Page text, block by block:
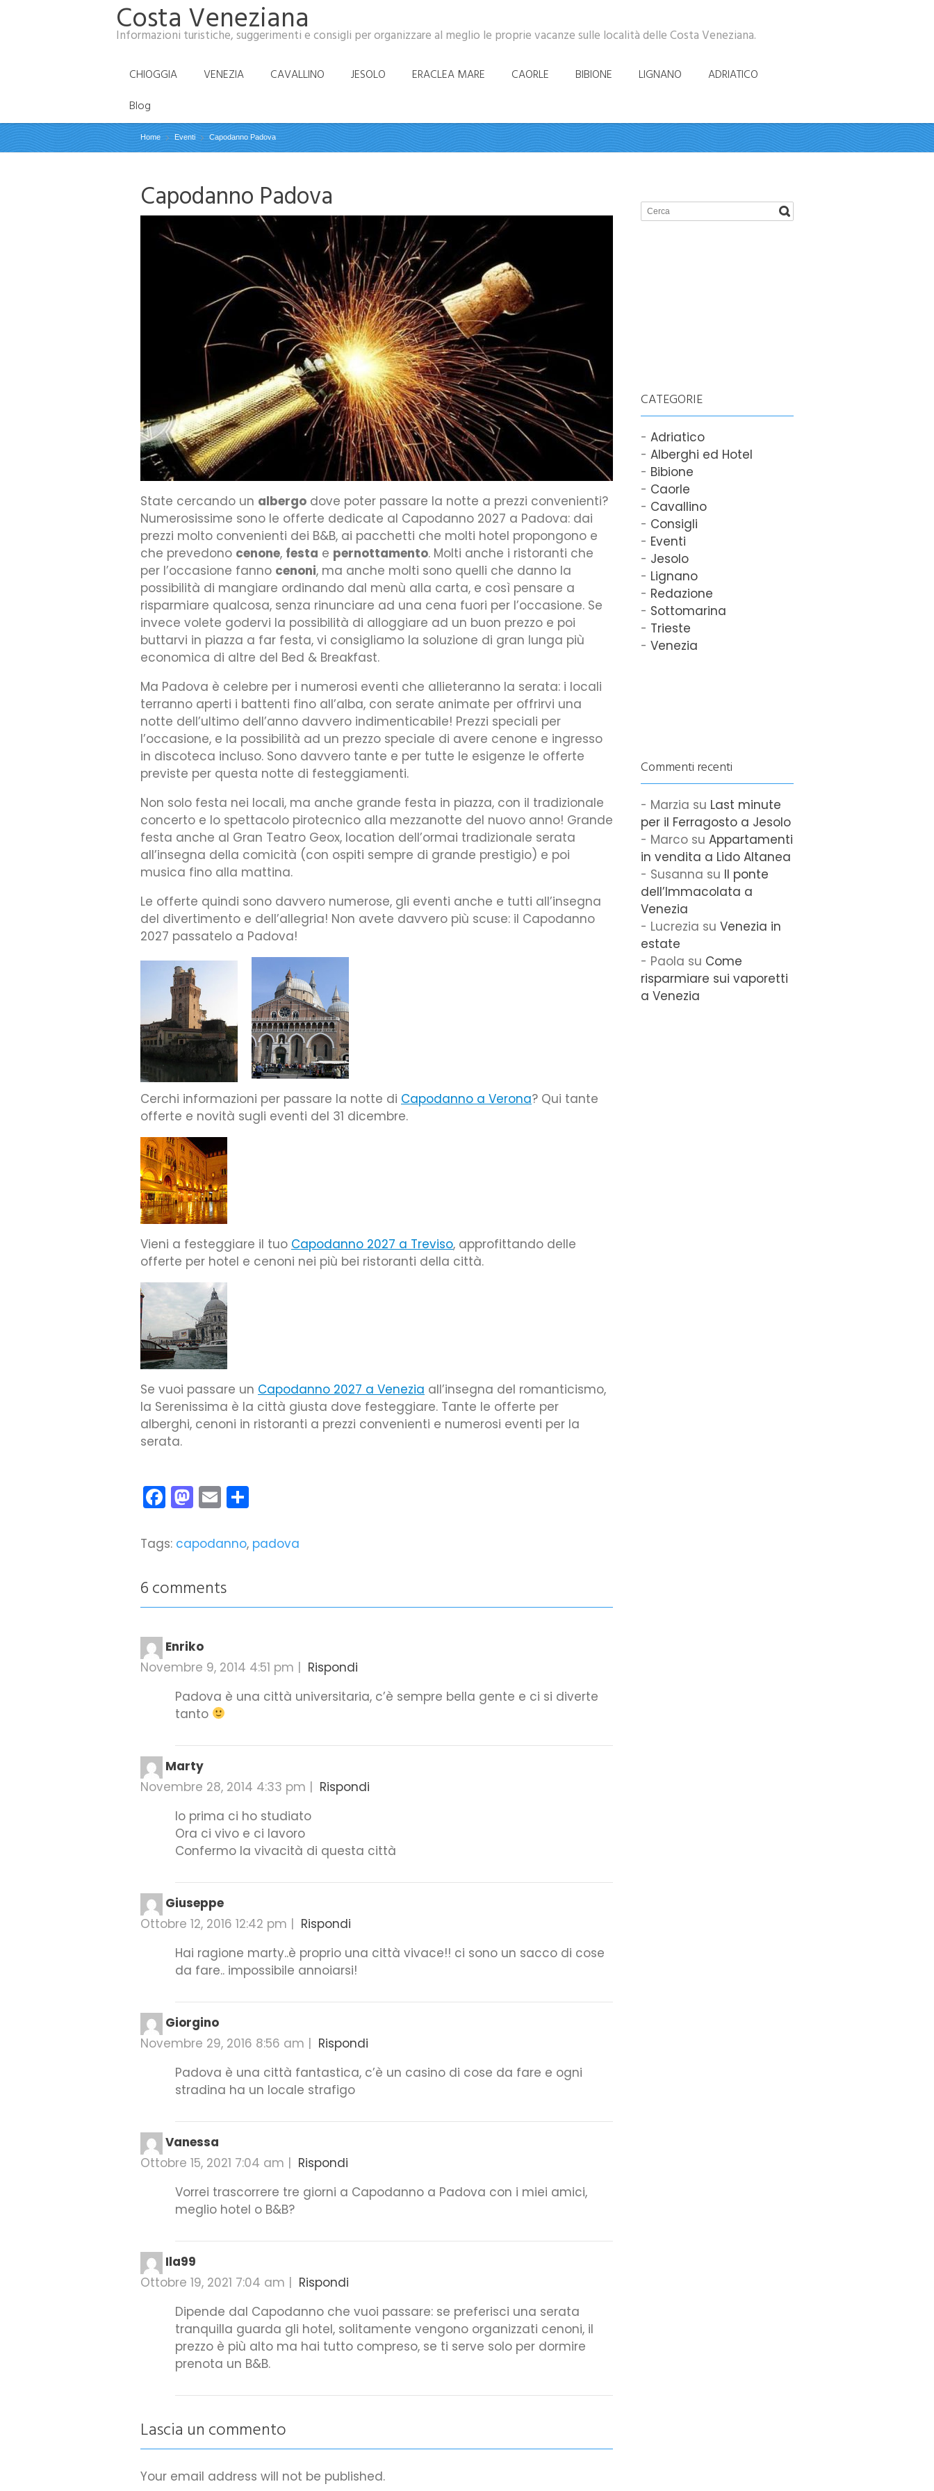
Costa Veneziana
Informazioni turistiche, suggerimenti e consigli per organizzare al meglio le proprie vacanze sulle località delle Costa Veneziana.
CHIOGGIA VENEZIA CAVALLINO JESOLO ERACLEA MARE CAORLE BIBIONE LIGNANO
ADRIATICO
Blog
Home Eventi Capodanno Padova
Capodanno Padova
State cercando un albergo dove poter passare la notte a prezzi convenienti?
Numerosissime sono le offerte dedicate al Capodanno 2027 a Padova: dai
prezzi molto convenienti dei B&B, ai pacchetti che molti hotel propongono e
che prevedono cenone, festa e pernottamento. Molti anche i ristoranti che
per l’occasione fanno cenoni, ma anche molti sono quelli che danno la
possibilità di mangiare ordinando dal menù alla carta, e così pensare a
risparmiare qualcosa, senza rinunciare ad una cena fuori per l’occasione. Se
invece volete godervi la possibilità di alloggiare ad un buon prezzo e poi
buttarvi in piazza a far festa, vi consigliamo la soluzione di gran lunga più
economica di altre del Bed & Breakfast.
Ma Padova è celebre per i numerosi eventi che allieteranno la serata: i locali
terranno aperti i battenti fino all’alba, con serate animate per offrirvi una
notte dell’ultimo dell’anno davvero indimenticabile! Prezzi speciali per
l’occasione, e la possibilità ad un prezzo speciale di avere cenone e ingresso
in discoteca incluso. Sono davvero tante e per tutte le esigenze le offerte
previste per questa notte di festeggiamenti.
Non solo festa nei locali, ma anche grande festa in piazza, con il tradizionale
concerto e lo spettacolo pirotecnico alla mezzanotte del nuovo anno! Grande
festa anche al Gran Teatro Geox, location dell’ormai tradizionale serata
all’insegna della comicità (con ospiti sempre di grande prestigio) e poi
musica fino alla mattina.
Le offerte quindi sono davvero numerose, gli eventi anche e tutti all’insegna
del divertimento e dell’allegria! Non avete davvero più scuse: il Capodanno
2027 passatelo a Padova!
Cerchi informazioni per passare la notte di Capodanno a Verona? Qui tante
offerte e novità sugli eventi del 31 dicembre.
Vieni a festeggiare il tuo Capodanno 2027 a Treviso, approfittando delle
offerte per hotel e cenoni nei più bei ristoranti della città.
Se vuoi passare un Capodanno 2027 a Venezia all’insegna del romanticismo,
la Serenissima è la città giusta dove festeggiare. Tante le offerte per
alberghi, cenoni in ristoranti a prezzi convenienti e numerosi eventi per la
serata.
Facebook
Mastodon
Email
Tags: capodanno, padova
6 comments
Enriko
Novembre 9, 2014 4:51 pm | Rispondi
Padova è una città universitaria, c’è sempre bella gente e ci si diverte
tanto
Marty
Novembre 28, 2014 4:33 pm | Rispondi
Io prima ci ho studiato
Ora ci vivo e ci lavoro
Confermo la vivacità di questa città
Giuseppe
Ottobre 12, 2016 12:42 pm | Rispondi
Hai ragione marty..è proprio una città vivace!! ci sono un sacco di cose
da fare.. impossibile annoiarsi!
Giorgino
Novembre 29, 2016 8:56 am | Rispondi
Padova è una città fantastica, c’è un casino di cose da fare e ogni
stradina ha un locale strafigo
Vanessa
Ottobre 15, 2021 7:04 am | Rispondi
Vorrei trascorrere tre giorni a Capodanno a Padova con i miei amici,
meglio hotel o B&B?
Ila99
Ottobre 19, 2021 7:04 am | Rispondi
Dipende dal Capodanno che vuoi passare: se preferisci una serata
tranquilla guarda gli hotel, solitamente vengono organizzati cenoni, il
prezzo è più alto ma hai tutto compreso, se ti serve solo per dormire
prenota un B&B.
Lascia un commento
Your email address will not be published.
CATEGORIE
Adriatico
Alberghi ed Hotel
Bibione
Caorle
Cavallino
Consigli
Eventi
Jesolo
Lignano
Redazione
Sottomarina
Trieste
Venezia
Commenti recenti
Marzia su Last minute
per il Ferragosto a Jesolo
Marco su Appartamenti
in vendita a Lido Altanea
Susanna su Il ponte
dell’Immacolata a
Venezia
Lucrezia su Venezia in
estate
Paola su Come
risparmiare sui vaporetti
a Venezia